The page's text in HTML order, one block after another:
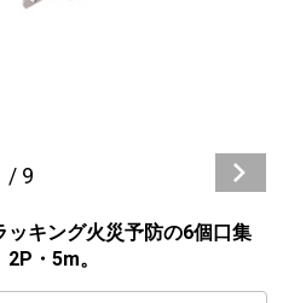
/ 9
キング火災予防の6個口集
・5m。